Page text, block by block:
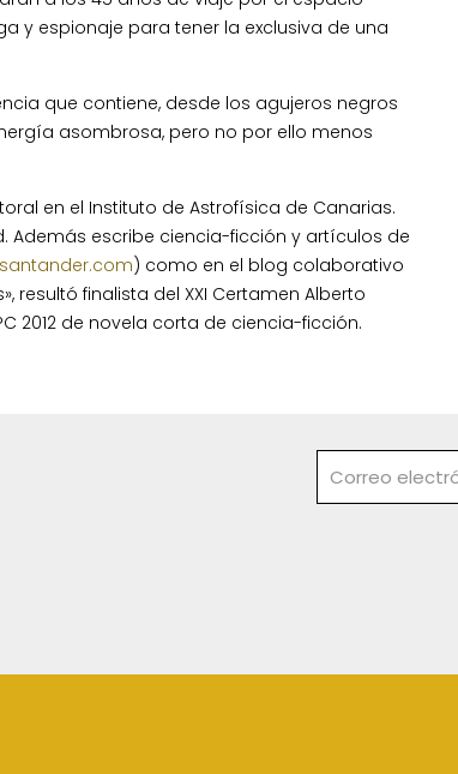
y espionaje para tener la exclusiva de una
que contiene, desde los agujeros negros
asombrosa, pero no por ello menos
en el Instituto de Astrofísica de Canarias.
Además escribe ciencia-ficción y artículos de
) como en el blog colaborativo
resultó finalista del XXI Certamen Alberto
2012 de novela corta de ciencia-ficción.